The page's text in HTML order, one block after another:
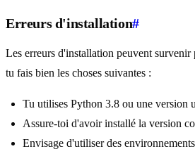
Erreurs d'installation#
Les erreurs d'installation peuvent
tu fais bien les choses suivantes :
Tu utilises Python 3.8 ou une version
Assure-toi d'avoir installé la version
Envisage d'utiliser des